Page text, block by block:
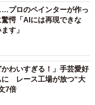
プロのペインターが作っ
愕「AIには再現できな
す」
かわいすぎる！」手芸愛好
に レース工場が放つ“大
7倍